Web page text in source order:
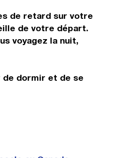
de retard sur votre
de votre départ.
voyagez la nuit,
dormir et de se